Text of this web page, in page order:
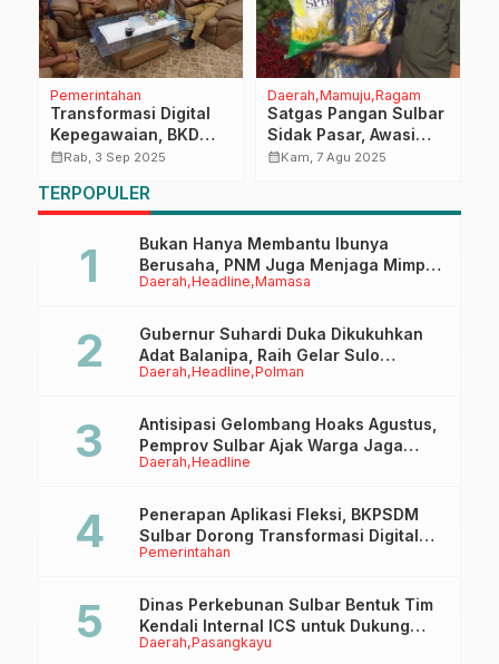
Pemerintahan
Transformasi Digital
Kepegawaian, BKD
Sulbar Jalin
Dinas Kominfo
calendar_monthRab, 3 Sep 2025
Daerah Mamuju Ragam
Satgas Pangan Sulbar
Sidak Pasar, Awasi
Distribusi dan Kualitas
calendar_monthKam, 7 Agu 2025
TERPOPULER
Daerah Headline Mamasa
Bukan Hanya Membantu Ibunya
Berusaha, PNM Juga Menjaga Mimpi
Anaknya Untuk Menggapai Cita-Cita
Daerah Headline Polman
Gubernur Suhardi Duka Dikukuhkan
Adat Balanipa, Raih Gelar Sulo
Tappidena
Daerah Headline
Antisipasi Gelombang Hoaks Agustus,
Pemprov Sulbar Ajak Warga Jaga
Ruang Digital
Pemerintahan
Penerapan Aplikasi Fleksi, BKPSDM
Sulbar Dorong Transformasi Digital
Sistem Kehadiran ASN
Daerah Pasangkayu
Dinas Perkebunan Sulbar Bentuk Tim
Kendali Internal ICS untuk Dukung
Sertifikasi ISPO Pekebun di